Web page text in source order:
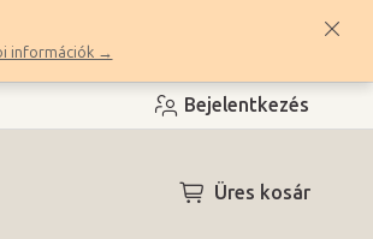
információk →
Bejelentkezés
KOSÁR
Üres kosár